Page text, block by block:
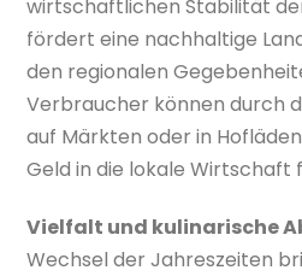
wirtschaftlichen Stabilität
fördert eine nachhaltige
den regionalen
Verbraucher können durch
auf Märkten oder in
Geld in die lokale Wirtschaft
Vielfalt und kulinarische
Wechsel der Jahreszeiten